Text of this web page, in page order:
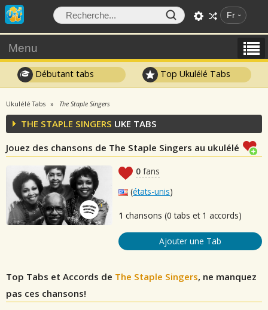
Fr
Menu
Débutant tabs Top Ukulélé Tabs
Ukulélé Tabs The Staple Singers
THE STAPLE SINGERS UKE TABS
Jouez des chansons de The Staple Singers au ukulélé
0 fans
(états-unis)
1 chansons (0 tabs et 1 accords)
Ajouter une Tab
Top Tabs et Accords de The Staple Singers, ne manquez
pas ces chansons!